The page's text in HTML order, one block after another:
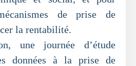
de prise de
la rentabilité.
une journée d’étude
données à la prise de